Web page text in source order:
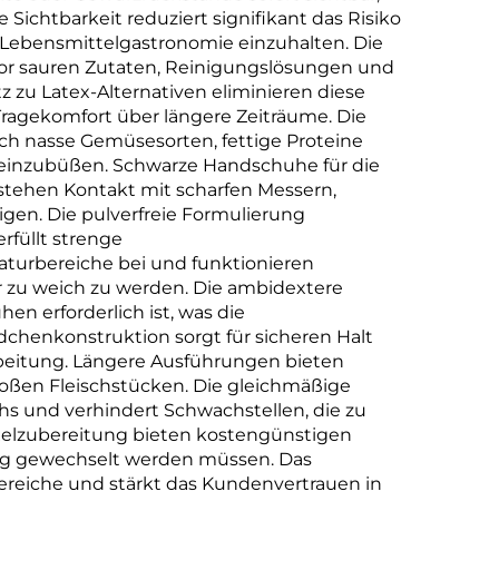
reduziert signifikant das Risiko
einzuhalten. Die
sauren Zutaten, Reinigungslösungen und
zu Latex-Alternativen eliminieren diese
über längere Zeiträume. Die
nasse Gemüsesorten, fettige Proteine
Schwarze Handschuhe für die
Kontakt mit scharfen Messern,
Die pulverfreie Formulierung
strenge
bei und funktionieren
weich zu werden. Die ambidextere
erforderlich ist, was die
sorgt für sicheren Halt
Längere Ausführungen bieten
Fleischstücken. Die gleichmäßige
und verhindert Schwachstellen, die zu
bieten kostengünstigen
gewechselt werden müssen. Das
und stärkt das Kundenvertrauen in